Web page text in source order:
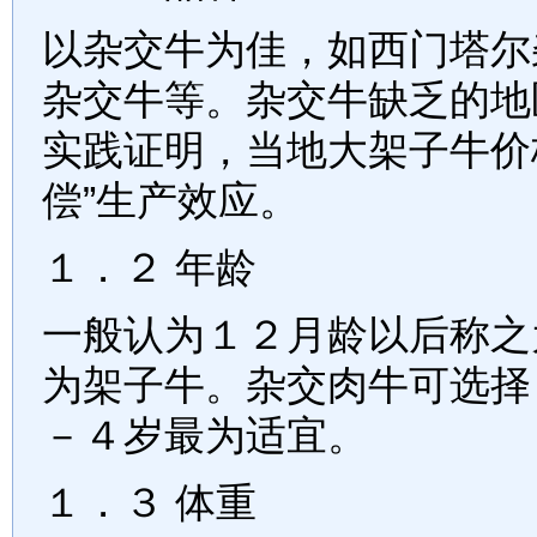
以杂交牛为佳，如西门塔
杂交牛等。杂交牛缺乏的
实践证明，当地大架子牛
偿”生产效应。
１．２ 年龄
一般认为１２月龄以后称
为架子牛。杂交肉牛可选
－４岁最为适宜。
１．３ 体重